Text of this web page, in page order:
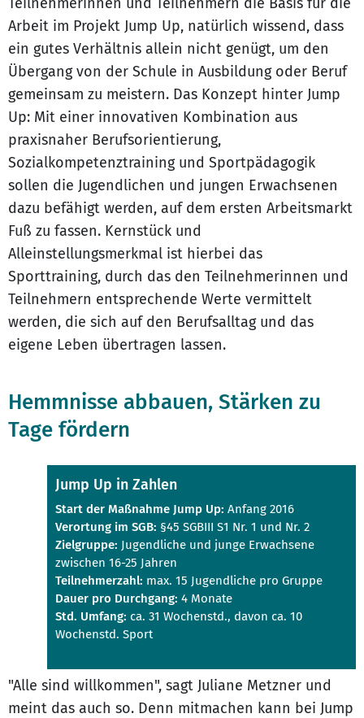
Arbeit im Projekt Jump Up, natürlich wissend, dass
ein gutes Verhältnis allein nicht genügt, um den
Übergang von der Schule in Ausbildung oder Beruf
gemeinsam zu meistern. Das Konzept hinter Jump
Up: Mit einer innovativen Kombination aus
praxisnaher Berufsorientierung,
Sozialkompetenztraining und Sportpädagogik
sollen die Jugendlichen und jungen Erwachsenen
dazu befähigt werden, auf dem ersten Arbeitsmarkt
Fuß zu fassen. Kernstück und
Alleinstellungsmerkmal ist hierbei das
Sporttraining, durch das den Teilnehmerinnen und
Teilnehmern entsprechende Werte vermittelt
werden, die sich auf den Berufsalltag und das
eigene Leben übertragen lassen.
Hemmnisse abbauen, Stärken zu
Tage fördern
Jump Up in Zahlen
Start der Maßnahme Jump Up: Anfang 2016
Verortung im SGB: §45 SGBIII S1 Nr. 1 und Nr. 2
Zielgruppe: Jugendliche und junge Erwachsene
zwischen 16-25 Jahren
Teilnehmerzahl: max. 15 Jugendliche pro Gruppe
Dauer pro Durchgang: 4 Monate
Std. Umfang: ca. 31 Wochenstd., davon ca. 10
Wochenstd. Sport
"Alle sind willkommen", sagt Juliane Metzner und
meint das auch so. Denn mitmachen kann bei Jump